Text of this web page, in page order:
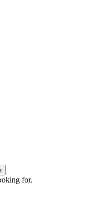
for.